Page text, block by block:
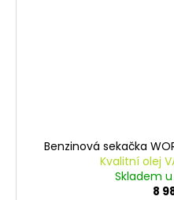
Benzinová sekačka
Kvalitní olej
Skladem
8